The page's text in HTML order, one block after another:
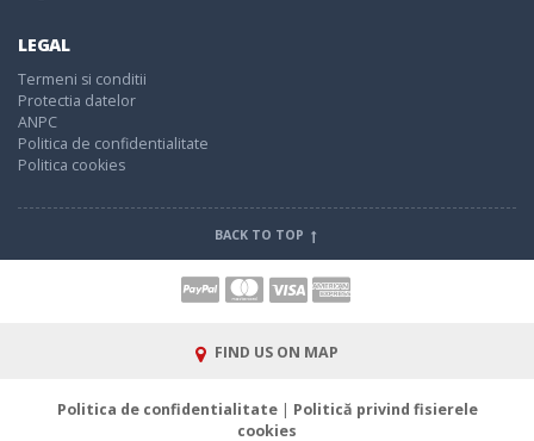
LEGAL
Termeni si conditii
Protectia datelor
ANPC
Politica de confidentialitate
Politica cookies
BACK TO TOP
FIND US ON MAP
Politica de confidentialitate| Politică privind fisierele
cookies